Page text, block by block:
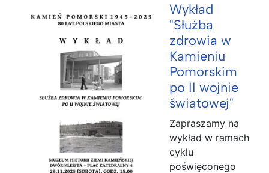
Wykład
"Służba
zdrowia w
Kamieniu
Pomorskim
po II wojnie
światowej"
Zapraszamy na
wykład w ramach
cyklu
poświęconego